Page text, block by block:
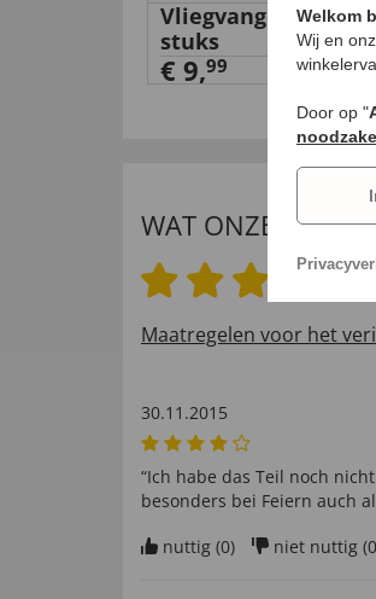
Vliegvanger, set
stuks
€ 9,99
WAT ONZE
Maatregelen voor het
30.11.2015
“Ich habe das Teil noch
besonders bei Feiern auch
nuttig (0) niet nuttig (0
Welkom
Wij en
Door op "